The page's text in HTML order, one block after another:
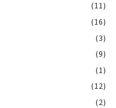
(11)
(16)
(3)
(9)
(1)
(12)
(2)